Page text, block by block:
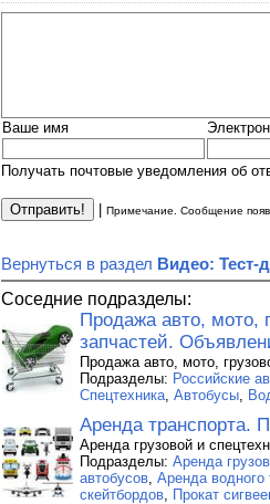
Ваше имя
Получать почтовые уведомления об
Примечание. Сообщение
Вернуться в раздел Видео: Тест-
Соседние подразделы:
Продажа авто, мото,
запчастей.
Продажа авто, мото,
Подразделы: Российские
Спецтехника Автобусы
Аренда транспорта.
Аренда грузовой и
Подразделы: Аренда
автобусов Аренда водного
скейтбордов
Прокат